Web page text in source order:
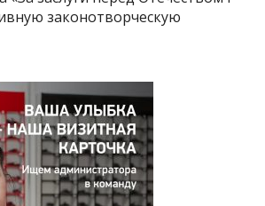
законотворческую